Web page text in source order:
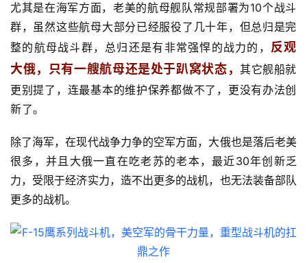
尤其是在海军方面，老美的航母舰队常规部署为10个战斗
群，虽然这些航母大部分已经服役了几十年，但总归是完
整的航母战斗群，总归还是有非常强悍的战力的， 反观
大俄，只有一艘航母还是处于趴窝状态，其它舰船就
更别提了，连最基本的维护保养都做不了，更没有办法创
新了。
除了海军，在现代战争力争的空军方面，大俄也是落后老美
很多，并且大俄一直在吃老苏的老本，最近30年创新乏
力，受限于经济实力，造不出更多的战机，也无法装备部队
更多的战机。